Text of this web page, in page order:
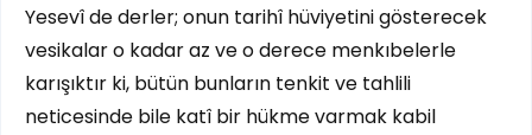
Yesevî de derler; onun tarihî hüviyetini gösterecek
vesikalar o kadar az ve o derece menkıbelerle
karışıktır ki, bütün bunların tenkit ve tahlili
neticesinde bile katî bir hükme varmak kabil